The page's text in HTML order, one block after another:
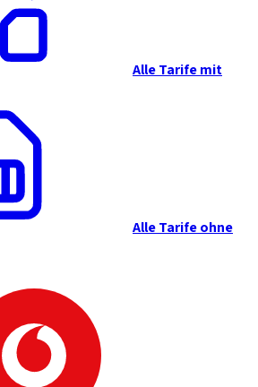
Alle Tarife mit
Alle Tarife ohne